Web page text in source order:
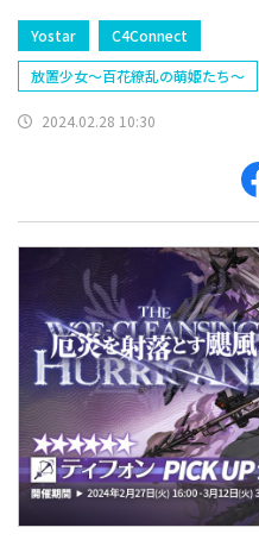
Yostar
C4Connect
放置少女～百花繚乱の萌姫たち～
2024.02.28 10:30